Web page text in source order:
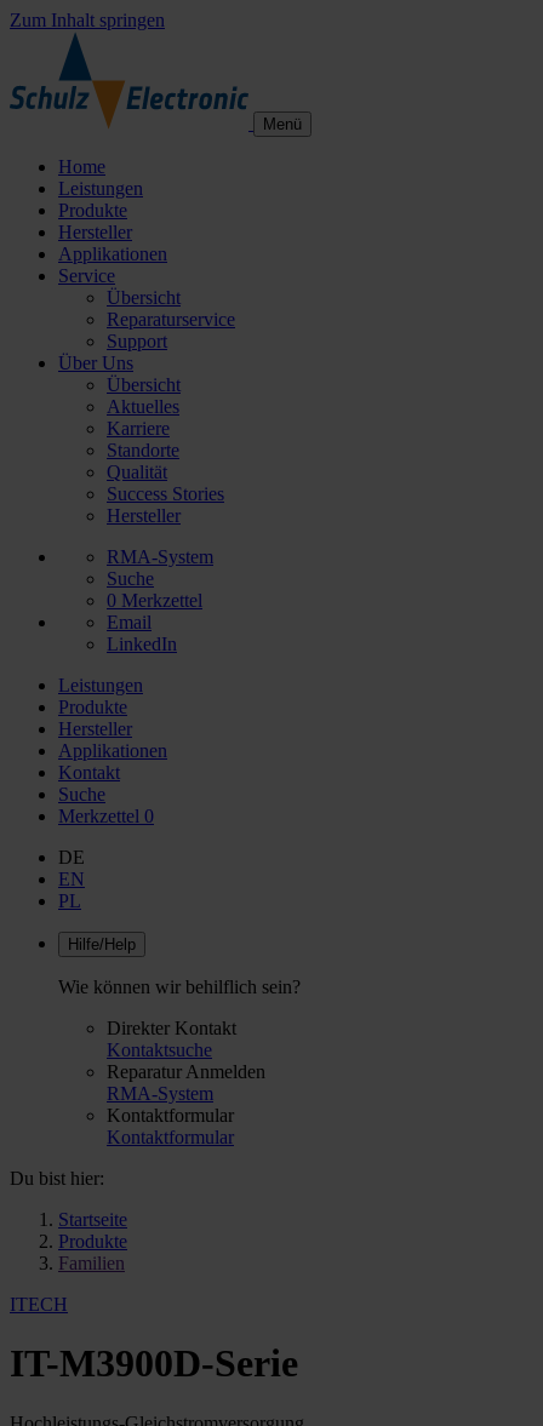
Zum Inhalt springen
Menü
Home
Leistungen
Produkte
Hersteller
Applikationen
Service
Übersicht
Reparaturservice
Support
Über Uns
Übersicht
Aktuelles
Karriere
Standorte
Qualität
Success Stories
Hersteller
RMA-System
Suche
0 Merkzettel
Email
LinkedIn
Leistungen
Produkte
Hersteller
Applikationen
Kontakt
Suche
Merkzettel 0
DE
EN
PL
Hilfe/Help
Wie können wir behilflich sein?
Direkter Kontakt
Kontaktsuche
Reparatur Anmelden
RMA-System
Kontaktformular
Kontaktformular
Du bist hier:
Startseite
Produkte
Familien
ITECH
IT-M3900D-Serie